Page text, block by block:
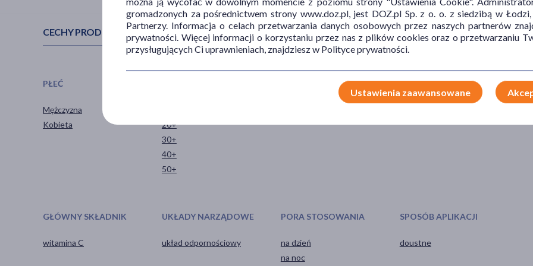
CECHY PRODUKTU
PŁEĆ
Mężczyzna
Kobieta
20+
30+
40+
50+
TYP PRODUKTU POSTAĆ
GŁÓWNY SKŁADNIK
witamina C
UKŁADY NARZĄDOWE
układ odpornościowy
PORA STOSOWANIA
na dzień
na noc
SPOSÓB APLIKACJI
doustne
gromadzonych za pośrednictwem strony www.doz.pl, jest DOZ.pl Sp. z o. o. z siedzibą w
Partnerzy. Informacja o celach przetwarzania danych osobowych przez naszych partnerów
prywatności. Więcej informacji o korzystaniu przez nas z plików cookies oraz o przetwarzaniu
przysługujących Ci uprawnieniach, znajdziesz w Polityce prywatności.
Ustawienia zaawansowane